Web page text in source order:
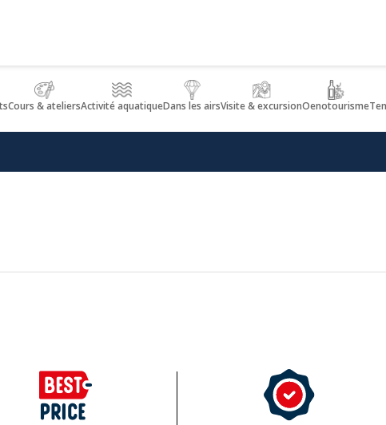
Cours & ateliersActivité aquatiqueDans les airsVisite & excursionOenotourisme